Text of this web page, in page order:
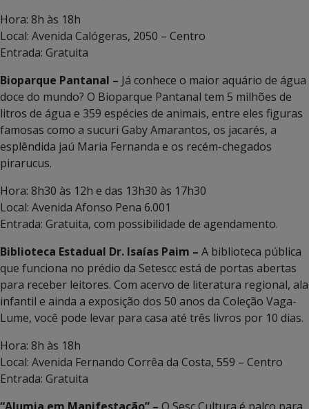
Hora: 8h às 18h
Local: Avenida Calógeras, 2050 – Centro
Entrada: Gratuita
Bioparque Pantanal – Já conhece o maior aquário de água
doce do mundo? O Bioparque Pantanal tem 5 milhões de
litros de água e 359 espécies de animais, entre eles figuras
famosas como a sucuri Gaby Amarantos, os jacarés, a
esplêndida jaú Maria Fernanda e os recém-chegados
pirarucus.
Hora: 8h30 às 12h e das 13h30 às 17h30
Local: Avenida Afonso Pena 6.001
Entrada: Gratuita, com possibilidade de agendamento.
Biblioteca Estadual Dr. Isaías Paim – A biblioteca pública
que funciona no prédio da Setescc está de portas abertas
para receber leitores. Com acervo de literatura regional, ala
infantil e ainda a exposição dos 50 anos da Coleção Vaga-
Lume, você pode levar para casa até três livros por 10 dias.
Hora: 8h às 18h
Local: Avenida Fernando Corrêa da Costa, 559 – Centro
Entrada: Gratuita
“Alumia em Manifestação” – O Sesc Cultura é palco para